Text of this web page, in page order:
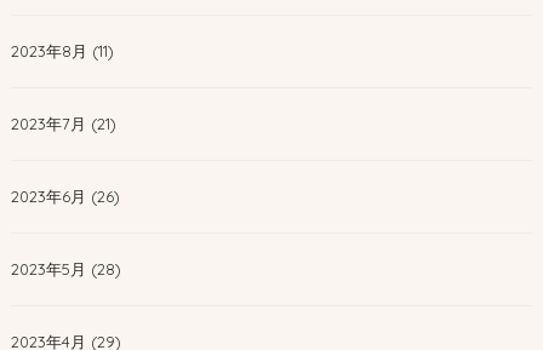
2023年8月 (11)
2023年7月 (21)
2023年6月 (26)
2023年5月 (28)
2023年4月 (29)